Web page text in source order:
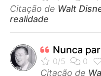
Citação de Walt
realidade
Nunca
Citação de